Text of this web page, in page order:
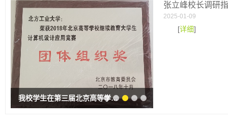
我校学生在第三届北京高等学校继续教育大学生计算机设计应用竞赛中荣获佳绩
张立峰校长调研
2025-01-09
[详细]